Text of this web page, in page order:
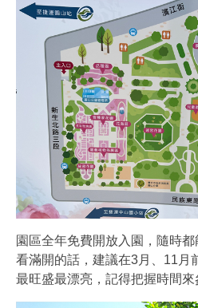
園區全年免費開放入園，隨時
看滿開的話，建議在3月、11月
最旺盛最漂亮，記得把握時間來